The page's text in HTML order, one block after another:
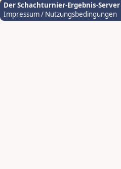
Der Schachturnier-Ergebnis-Server
Impressum / Nutzungsbedingungen